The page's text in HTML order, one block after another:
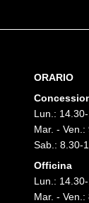
ORARIO
Lun.:
Mar. -
Sab.: 8.30-
Officina
Lun.:
Mar. -